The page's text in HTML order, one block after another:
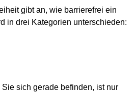
gibt an, wie barrierefrei ein
in drei Kategorien unterschieden:
Sie sich gerade befinden, ist nur